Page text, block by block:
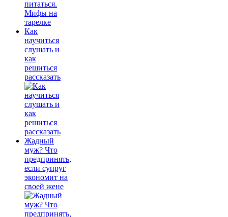
Как
научиться
слушать и
как
решиться
рассказать
Жадный
муж? Что
предпринять,
если супруг
экономит на
своей жене